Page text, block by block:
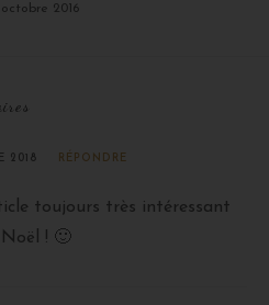
octobre 2016
2018 RÉPONDRE
toujours très intéressant
! 🙂